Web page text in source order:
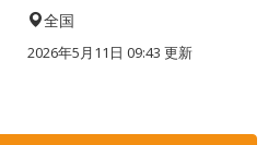
全国
2026年5月11日 09:43 更新